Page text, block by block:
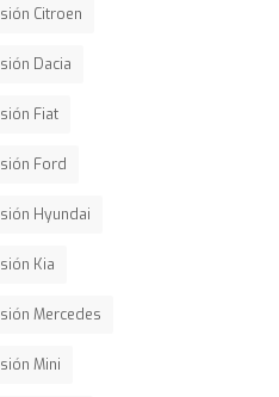
Citroen
Dacia
Fiat
Ford
Hyundai
Kia
Mercedes
Mini